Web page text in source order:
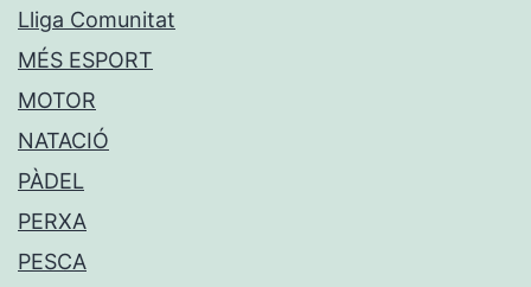
Lliga Comunitat
MÉS ESPORT
MOTOR
NATACIÓ
PÀDEL
PERXA
PESCA